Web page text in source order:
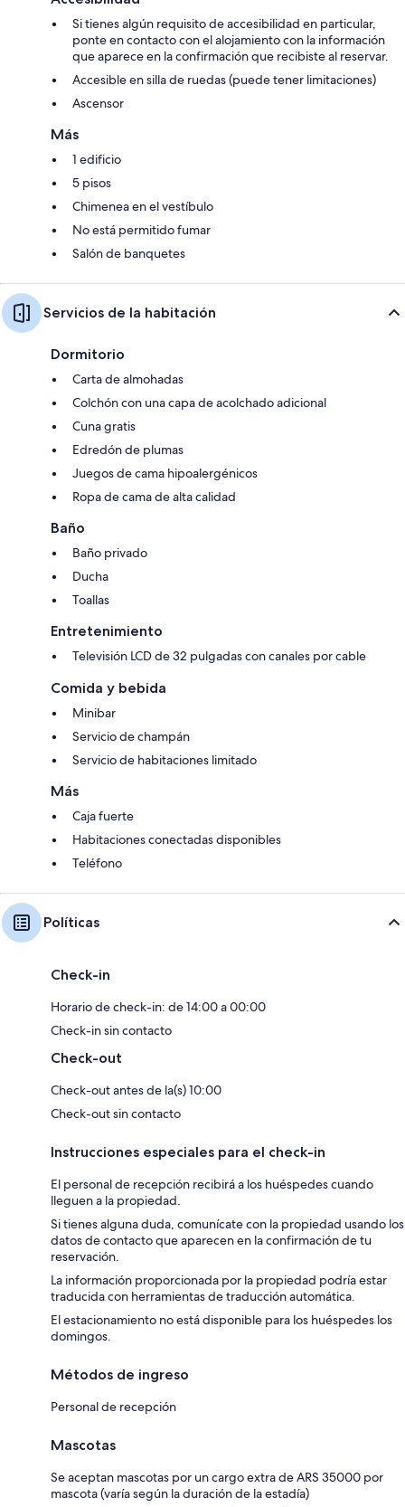
Si tienes algún requisito de accesibilidad en particular,
ponte en contacto con el alojamiento con la información
que aparece en la confirmación que recibiste al reservar.
Accesible en silla de ruedas (puede tener limitaciones)
Ascensor
Más
1 edificio
5 pisos
Chimenea en el vestíbulo
No está permitido fumar
Salón de banquetes
Servicios de la habitación
Dormitorio
Carta de almohadas
Colchón con una capa de acolchado adicional
Cuna gratis
Edredón de plumas
Juegos de cama hipoalergénicos
Ropa de cama de alta calidad
Baño
Baño privado
Ducha
Toallas
Entretenimiento
Televisión LCD de 32 pulgadas con canales por cable
Comida y bebida
Minibar
Servicio de champán
Servicio de habitaciones limitado
Más
Caja fuerte
Habitaciones conectadas disponibles
Teléfono
Políticas
Check-in
Horario de check-in: de 14:00 a 00:00
Check-in sin contacto
Check-out
Check-out antes de la(s) 10:00
Check-out sin contacto
Instrucciones especiales para el check-in
El personal de recepción recibirá a los huéspedes cuando
lleguen a la propiedad.
Si tienes alguna duda, comunícate con la propiedad usando los
datos de contacto que aparecen en la confirmación de tu
reservación.
La información proporcionada por la propiedad podría estar
traducida con herramientas de traducción automática.
El estacionamiento no está disponible para los huéspedes los
domingos.
Métodos de ingreso
Personal de recepción
Mascotas
Se aceptan mascotas por un cargo extra de ARS 35000 por
mascota (varía según la duración de la estadía)